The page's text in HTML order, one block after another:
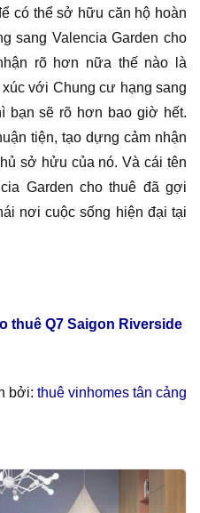
có thể sở hữu căn hộ hoàn
sang Valencia Garden cho
rõ hơn nữa thế nào là
với Chung cư hạng sang
bạn sẽ rõ hơn bao giờ hết.
tiện, tạo dựng cảm nhận
sở hửu của nó. Và cái tên
Garden cho thuê đã gợi
nơi cuộc sống hiện đại tại
thuê Q7 Saigon Riverside
bởi: thuê vinhomes tân cảng